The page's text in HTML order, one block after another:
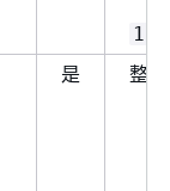
是 整